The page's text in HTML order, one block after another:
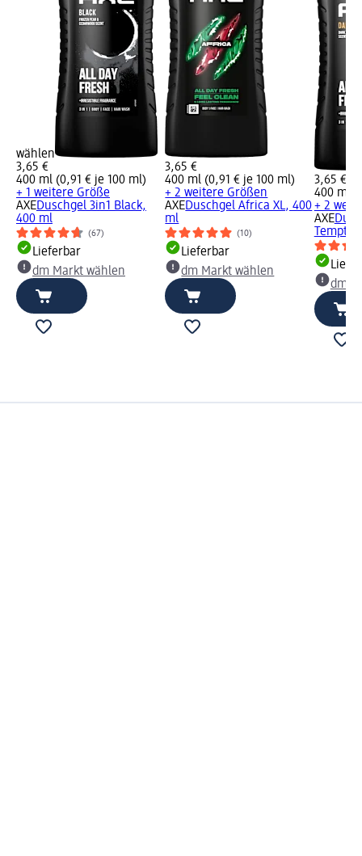
wählen
3,65 €
400 ml (0,91 € je 100 ml)
+ 1 weitere Größe
AXEDuschgel 3in1 Black,
400 ml
(67)
Lieferbar
dm Markt wählen
3,65 €
400 ml (0,91 € je 100 ml)
+ 2 weitere Größen
AXEDuschgel Africa XL, 400
ml
(10)
Lieferbar
dm Markt wählen
3,65 €
400 ml
+ 2
AXE
dm